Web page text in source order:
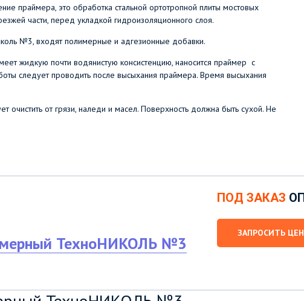
праймера, это обработка стальной ортотропной плиты мостовых
части, перед укладкой гидроизоляционного слоя.
№3, входят полимерные и адгезионные добавки.
жидкую почти водянистую консистенцию, наносится праймер с
следует проводить после высыхания праймера. Время высыхания
от грязи, наледи и масел. Поверхность должна быть сухой. Не
ТехноНИКОЛЬ №3
ПОД ЗАКАЗ
ЗАПРОСИТЬ